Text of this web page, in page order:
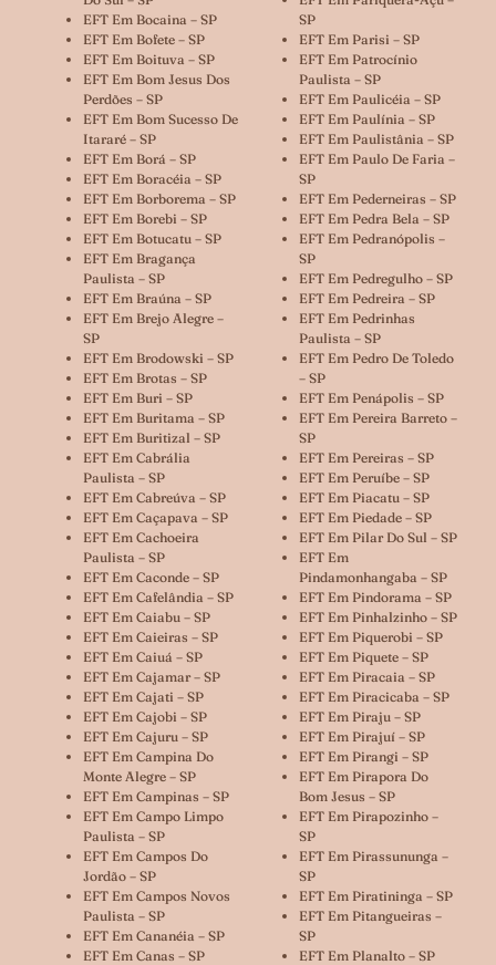
EFT Em Bocaina – SP
EFT Em Bofete – SP
EFT Em Boituva – SP
EFT Em Bom Jesus Dos
Perdões – SP
EFT Em Bom Sucesso De
Itararé – SP
EFT Em Borá – SP
EFT Em Boracéia – SP
EFT Em Borborema – SP
EFT Em Borebi – SP
EFT Em Botucatu – SP
EFT Em Bragança
Paulista – SP
EFT Em Braúna – SP
EFT Em Brejo Alegre –
SP
EFT Em Brodowski – SP
EFT Em Brotas – SP
EFT Em Buri – SP
EFT Em Buritama – SP
EFT Em Buritizal – SP
EFT Em Cabrália
Paulista – SP
EFT Em Cabreúva – SP
EFT Em Caçapava – SP
EFT Em Cachoeira
Paulista – SP
EFT Em Caconde – SP
EFT Em Cafelândia – SP
EFT Em Caiabu – SP
EFT Em Caieiras – SP
EFT Em Caiuá – SP
EFT Em Cajamar – SP
EFT Em Cajati – SP
EFT Em Cajobi – SP
EFT Em Cajuru – SP
EFT Em Campina Do
Monte Alegre – SP
EFT Em Campinas – SP
EFT Em Campo Limpo
Paulista – SP
EFT Em Campos Do
Jordão – SP
EFT Em Campos Novos
Paulista – SP
EFT Em Cananéia – SP
EFT Em Canas – SP
SP
EFT Em Parisi – SP
EFT Em Patrocínio
Paulista – SP
EFT Em Paulicéia – SP
EFT Em Paulínia – SP
EFT Em Paulistânia – SP
EFT Em Paulo De Faria –
SP
EFT Em Pederneiras – SP
EFT Em Pedra Bela – SP
EFT Em Pedranópolis –
SP
EFT Em Pedregulho – SP
EFT Em Pedreira – SP
EFT Em Pedrinhas
Paulista – SP
EFT Em Pedro De Toledo
– SP
EFT Em Penápolis – SP
EFT Em Pereira Barreto –
SP
EFT Em Pereiras – SP
EFT Em Peruíbe – SP
EFT Em Piacatu – SP
EFT Em Piedade – SP
EFT Em Pilar Do Sul – SP
EFT Em
Pindamonhangaba – SP
EFT Em Pindorama – SP
EFT Em Pinhalzinho – SP
EFT Em Piquerobi – SP
EFT Em Piquete – SP
EFT Em Piracaia – SP
EFT Em Piracicaba – SP
EFT Em Piraju – SP
EFT Em Pirajuí – SP
EFT Em Pirangi – SP
EFT Em Pirapora Do
Bom Jesus – SP
EFT Em Pirapozinho –
SP
EFT Em Pirassununga –
SP
EFT Em Piratininga – SP
EFT Em Pitangueiras –
SP
EFT Em Planalto – SP